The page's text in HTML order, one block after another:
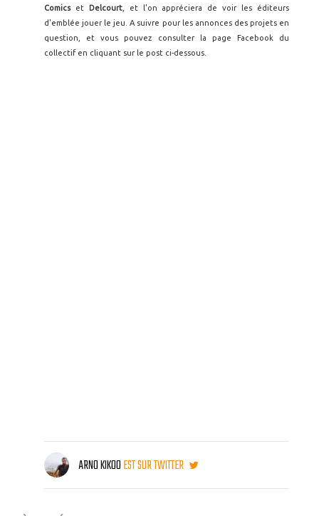
Comics et Delcourt, et l'on appréciera de voir les éditeurs
d'emblée jouer le jeu. A suivre pour les annonces des projets en
question, et vous pouvez consulter la page Facebook du
collectif en cliquant sur le post ci-dessous.
ARNO KIKOOEST SUR TWITTER